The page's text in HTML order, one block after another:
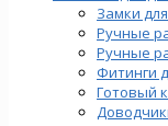
Замки
Ручные
Ручные
Фитинги
Готовый